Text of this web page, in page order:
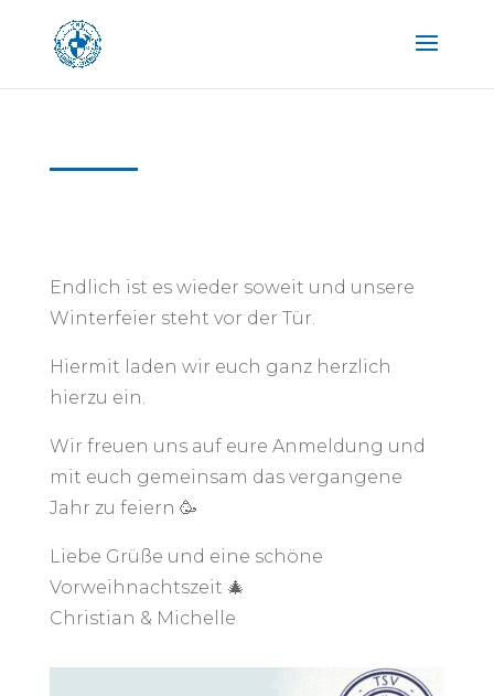
Endlich ist es wieder soweit und unsere
Winterfeier steht vor der Tür.
Hiermit laden wir euch ganz herzlich
hierzu ein.
Wir freuen uns auf eure Anmeldung und
mit euch gemeinsam das vergangene
Jahr zu feiern 🥳
Liebe Grüße und eine schöne
Vorweihnachtszeit 🎄
Christian & Michelle